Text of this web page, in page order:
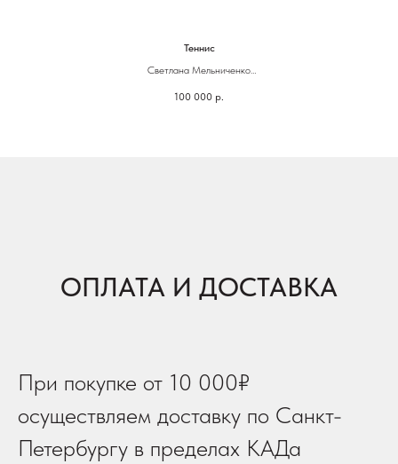
Теннис
Светлана Мельниченко
12 х 32 см
100 000 р.
ОПЛАТА И ДОСТАВКА
При покупке от 10 000₽
осуществляем доставку по Санкт-
Петербургу в пределах КАДа